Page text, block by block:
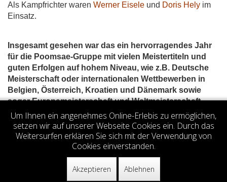
Als Kampfrichter waren Werner Eisele und Doris Hely im
Einsatz.
Insgesamt gesehen war das ein hervorragendes Jahr
für die Poomsae-Gruppe mit vielen Meistertiteln und
guten Erfolgen auf hohem Niveau, wie z.B. Deutsche
Meisterschaft oder internationalen Wettbewerben in
Belgien, Österreich, Kroatien und Dänemark sowie
sogar Europameisterschaft und Weltmeisterschaft.
Votes 5.00 (3 votes)
© 2026TKD Center Stuttgart e.V.
Um Ihnen ein angenehmes Online-Erlebis zu ermöglichen,
setzen wir auf unserer Webseite Cookies ein. Durch das
Weitersurfen erklären Sie sich mit der Verwendung von
Cookies einverstanden.
Akzeptieren Ablehnen